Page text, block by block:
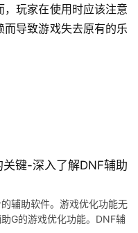
玩家在使用时应该注意
导致游戏失去原有的乐
键-深入了解DNF辅助
辅助软件。游戏优化功能无
G的游戏优化功能。DNF辅